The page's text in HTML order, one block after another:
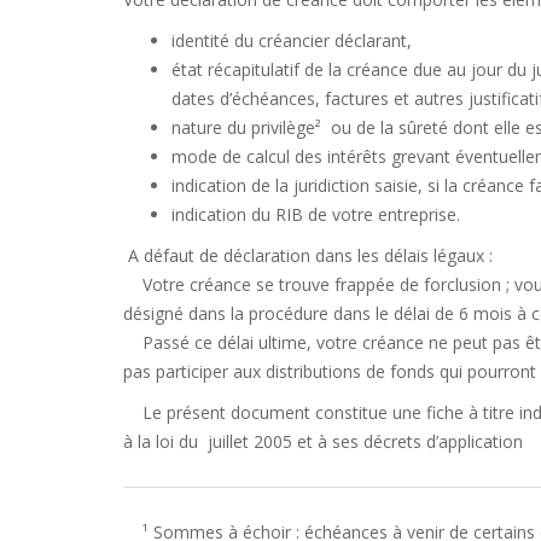
identité du créancier déclarant,
état récapitulatif de la créance due au jour du
dates d’échéances, factures et autres
nature du privilège² ou de la sûreté dont elle
mode de calcul des intérêts grevant
indication de la juridiction saisie, si la créance
indication du RIB de votre entreprise.
A défaut de déclaration dans les délais légaux :
Votre créance se trouve frappée de forclusion ;
désigné dans la procédure dans le délai de 6 mois à
Passé ce délai ultime, votre créance ne peut pas
pas participer aux distributions de fonds qui pourront
Le présent document constitue une fiche à titre
à la loi du juillet 2005 et à ses décrets d’application
¹ Sommes à échoir : échéances à venir de